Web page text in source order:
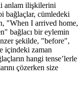
anlam ilişkilerini
bağlaçlar, cümledeki
"When I arrived home,
bağlacı bir eylemin
şekilde, "before",
içindeki zaman
hangi tense’lerle
çözerken size